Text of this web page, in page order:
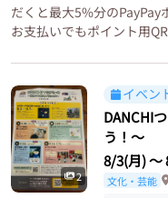
だくと最大5%分のPayPay
お支払いでもポイント用
2
イベン
DANCHI
う！〜
8/3(月)〜
文化・芸能